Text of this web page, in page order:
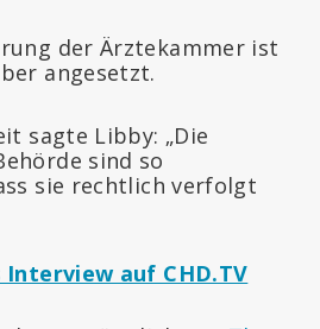
der Ärztekammer ist
angesetzt.
sagte Libby: „Die
sind so
sie rechtlich verfolgt
Interview auf CHD.TV